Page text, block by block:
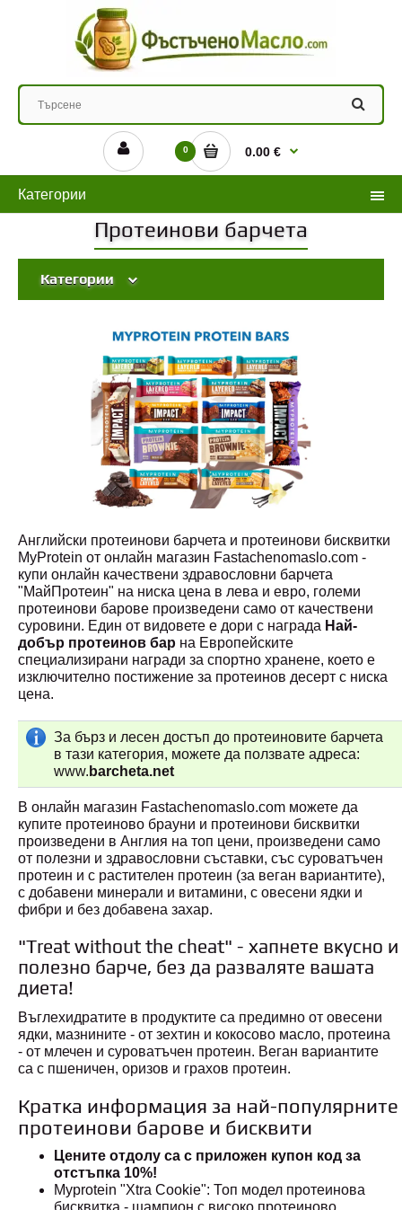
0 0.00 €
Категории
Протеинови барчета
Категории
Английски протеинови барчета и протеинови бисквитки
MyProtein от онлайн магазин Fastachenomaslo.com -
купи онлайн качествени здравословни барчета
"МайПротеин" на ниска цена в лева и евро, големи
протеинови барове произведени само от качествени
суровини. Един от видовете е дори с награда Най-
добър протеинов бар на Европейските
специализирани награди за спортно хранене, което е
изключително постижение за протеинов десерт с ниска
цена.
За бърз и лесен достъп до протеиновите барчета
в тази категория, можете да ползвате адреса:
www. barcheta.net
В онлайн магазин Fastachenomaslo.com можете да
купите протеиново брауни и протеинови бисквитки
произведени в Англия на топ цени, произведени само
от полезни и здравословни съставки, със суроватъчен
протеин и с растителен протеин (за веган вариантите),
с добавени минерали и витамини, с овесени ядки и
фибри и без добавена захар.
"Treat without the cheat" - хапнете вкусно и
полезно барче, без да разваляте вашата
диета!
Въглехидратите в продуктите са предимно от овесени
ядки, мазнините - от зехтин и кокосово масло, протеина
- от млечен и суроватъчен протеин. Веган вариантите
са с пшеничен, оризов и грахов протеин.
Кратка информация за най-популярните
протеинови барове и бисквити
Цените отдолу са с приложен купон код за
отстъпка 10%!
Myprotein "Xtra Cookie": Топ модел протеинова